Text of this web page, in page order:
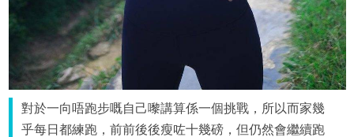
對於一向唔跑步嘅自己嚟講算係一個挑戰，所以而家幾
乎每日都練跑，前前後後瘦咗十幾磅，但仍然會繼續跑